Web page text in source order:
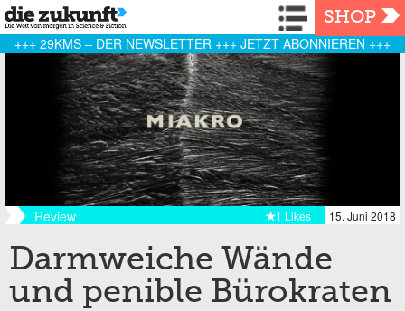
Navigation
SHOP
+++ 29KMS – DER NEWSLETTER +++ JETZT ABONNIEREN +++
Review 15. Juni 2018
1 Likes
Darmweiche Wände
und penible Bürokraten